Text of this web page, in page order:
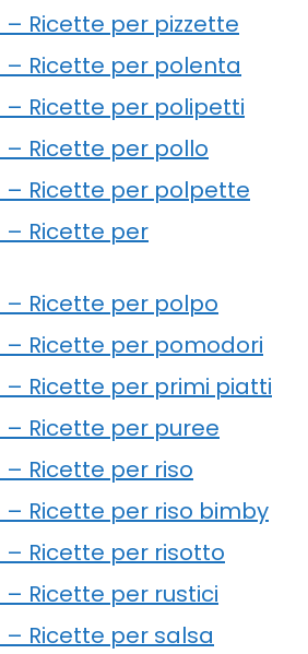
Ricette per pizzette
– Ricette per polenta
– Ricette per polipetti
Ricette per pollo
– Ricette per polpette
– Ricette per
– Ricette per polpo
– Ricette per pomodori
– Ricette per primi piatti
Ricette per puree
Ricette per riso
– Ricette per riso bimby
– Ricette per risotto
Ricette per rustici
Ricette per salsa